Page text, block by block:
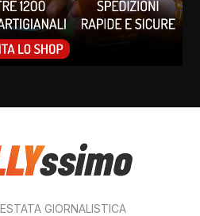
GIORNALISTICA